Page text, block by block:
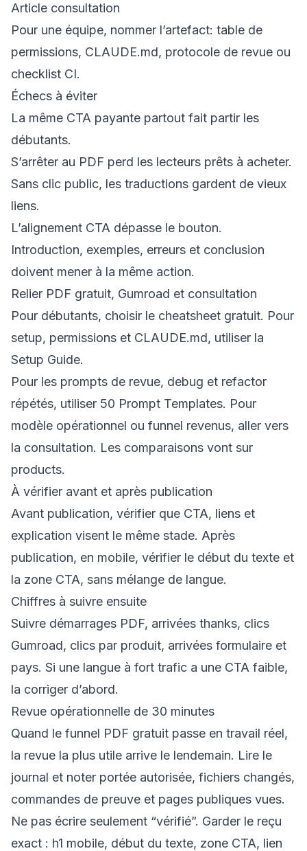
Article consultation
Pour une équipe, nommer l’artefact: table de
permissions, CLAUDE.md, protocole de revue ou
checklist CI.
Échecs à éviter
La même CTA payante partout fait partir les
débutants.
S’arrêter au PDF perd les lecteurs prêts à acheter.
Sans clic public, les traductions gardent de vieux
liens.
L’alignement CTA dépasse le bouton.
Introduction, exemples, erreurs et conclusion
doivent mener à la même action.
Relier PDF gratuit, Gumroad et consultation
Pour débutants, choisir le cheatsheet gratuit. Pour
setup, permissions et CLAUDE.md, utiliser la
Setup Guide.
Pour les prompts de revue, debug et refactor
répétés, utiliser 50 Prompt Templates. Pour
modèle opérationnel ou funnel revenus, aller vers
la consultation. Les comparaisons vont sur
products.
À vérifier avant et après publication
Avant publication, vérifier que CTA, liens et
explication visent le même stade. Après
publication, en mobile, vérifier le début du texte et
la zone CTA, sans mélange de langue.
Chiffres à suivre ensuite
Suivre démarrages PDF, arrivées thanks, clics
Gumroad, clics par produit, arrivées formulaire et
pays. Si une langue à fort trafic a une CTA faible,
la corriger d’abord.
Revue opérationnelle de 30 minutes
Quand le funnel PDF gratuit passe en travail réel,
la revue la plus utile arrive le lendemain. Lire le
journal et noter portée autorisée, fichiers changés,
commandes de preuve et pages publiques vues.
Ne pas écrire seulement “vérifié”. Garder le reçu
exact : h1 mobile, début du texte, zone CTA, lien